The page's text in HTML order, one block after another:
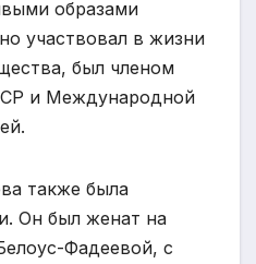
образами
участвовал в жизни
был членом
и Международной
также была
Он был женат на
Фадеевой, с